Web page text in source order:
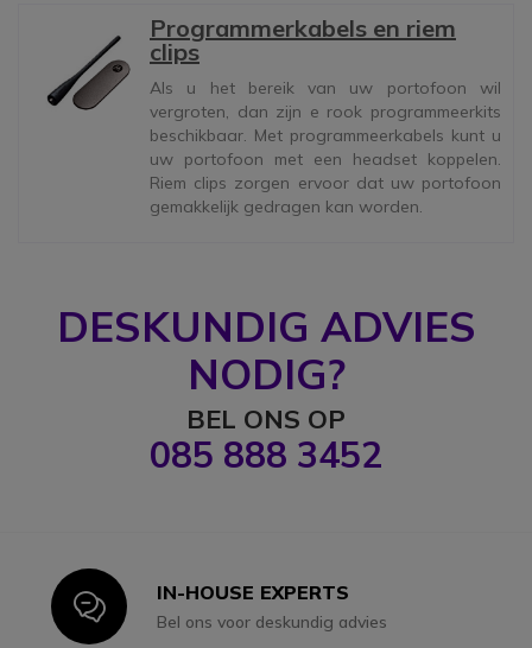
Programmerkabels en riem
clips
Als u het bereik van uw portofoon wil
vergroten, dan zijn e rook programmeerkits
beschikbaar. Met programmeerkabels kunt u
uw portofoon met een headset koppelen.
Riem clips zorgen ervoor dat uw portofoon
gemakkelijk gedragen kan worden.
DESKUNDIG ADVIES
NODIG?
BEL ONS OP
085 888 3452
IconIN-HOUSE EXPERTS
Bel ons voor deskundig advies